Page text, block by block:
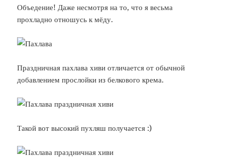
Объедение! Даже несмотря на то, что я весьма
прохладно отношусь к мёду.
Праздничная пахлава хиви отличается от обычной
добавлением прослойки из белкового крема.
Такой вот высокий пухляш получается :)